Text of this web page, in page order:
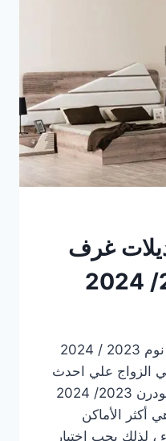
غرف
صور احدث موديلات غرف نوم 2023 / 2024
الزواج علي احدث
واشيك موديلات غرف نوم مودرن 2023/ 2024
أكثر الأماكن
، لذلك يجب اختيار